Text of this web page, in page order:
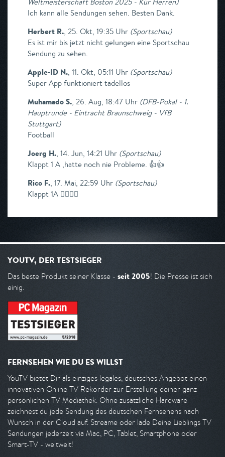
Ich kann alle Sendungen sehen. Besten Dank.
Herbert R., 25. Okt, 19:35 Uhr (Sportschau)
Es ist mir bis jetzt nicht gelungen eine Sportschau
Sendung zu sehen.
Apple-ID N., 11. Okt, 05:11 Uhr (Sportschau)
Super App funktioniert tadellos
Muhamado S., 26. Aug, 18:47 Uhr (DFB-Pokal - 1.
Hauptrunde - Eintracht Braunschweig - VfB
Stuttgart)
Football
Joerg H., 14. Jun, 14:21 Uhr (Sportschau)
Klappt 1 A ,hatte noch nie Probleme. 👍👍
Rico F., 17. Mai, 22:59 Uhr (Sportschau)
Klappt 1A ✌🏻👍🏻
YOUTV, DER TESTSIEGER
Das beste Produkt seiner Klasse - seit 2005! Die Presse ist sich
einig.
FERNSEHEN WIE DU ES WILLST
YouTV bietet Dir als einziges legales, deutsches Angebot einen
innovativen Online TV Rekorder zur Erstellung deiner ganz
persönlichen TV Mediathek. Ohne zusätzliche Hardware
zeichnest du jede Sendung des deutschen Fernsehens nach
Wunsch in der Cloud auf. Streame oder lade Deine Lieblings TV
Sendungen jederzeit via Mac, PC, Tablet, Smartphone oder
Smart-TV - weltweit!